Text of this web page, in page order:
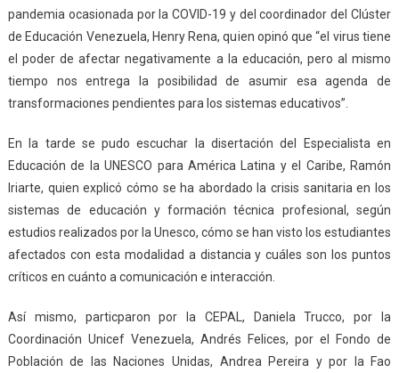
pandemia ocasionada por la COVID-19 y del coordinador del Clúster
de Educación Venezuela, Henry Rena, quien opinó que “el virus tiene
el poder de afectar negativamente a la educación, pero al mismo
tiempo nos entrega la posibilidad de asumir esa agenda de
transformaciones pendientes para los sistemas educativos”.
En la tarde se pudo escuchar la disertación del Especialista en
Educación de la UNESCO para América Latina y el Caribe, Ramón
Iriarte, quien explicó cómo se ha abordado la crisis sanitaria en los
sistemas de educación y formación técnica profesional, según
estudios realizados por la Unesco, cómo se han visto los estudiantes
afectados con esta modalidad a distancia y cuáles son los puntos
críticos en cuánto a comunicación e interacción.
Así mismo, particparon por la CEPAL, Daniela Trucco, por la
Coordinación Unicef Venezuela, Andrés Felices, por el Fondo de
Población de las Naciones Unidas, Andrea Pereira y por la Fao